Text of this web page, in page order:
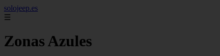
solojeep.es
☰
Zonas Azules